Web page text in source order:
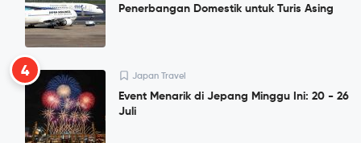
Penerbangan Domestik untuk Turis Asing
4 Japan Travel
Event Menarik di Jepang Minggu Ini: 20 - 26
Juli